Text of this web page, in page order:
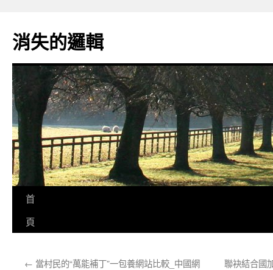
主
要
消失的邏輯
首
頁
← 當村民的“萬能補丁”一包養網站比較_中國網 聯袂結合國